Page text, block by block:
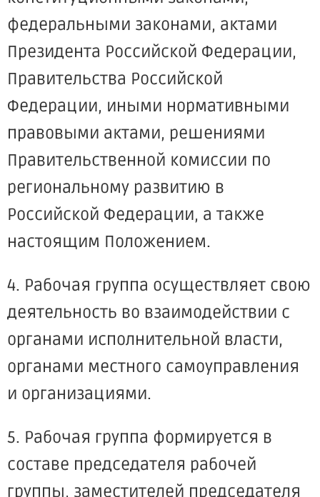
федеральными законами, актами
Президента Российской Федерации,
Правительства Российской
Федерации, иными нормативными
правовыми актами, решениями
Правительственной комиссии по
региональному развитию в
Российской Федерации, а также
настоящим Положением.
4. Рабочая группа осуществляет свою
деятельность во взаимодействии с
органами исполнительной власти,
органами местного самоуправления
и организациями.
5. Рабочая группа формируется в
составе председателя рабочей
группы, заместителей председателя